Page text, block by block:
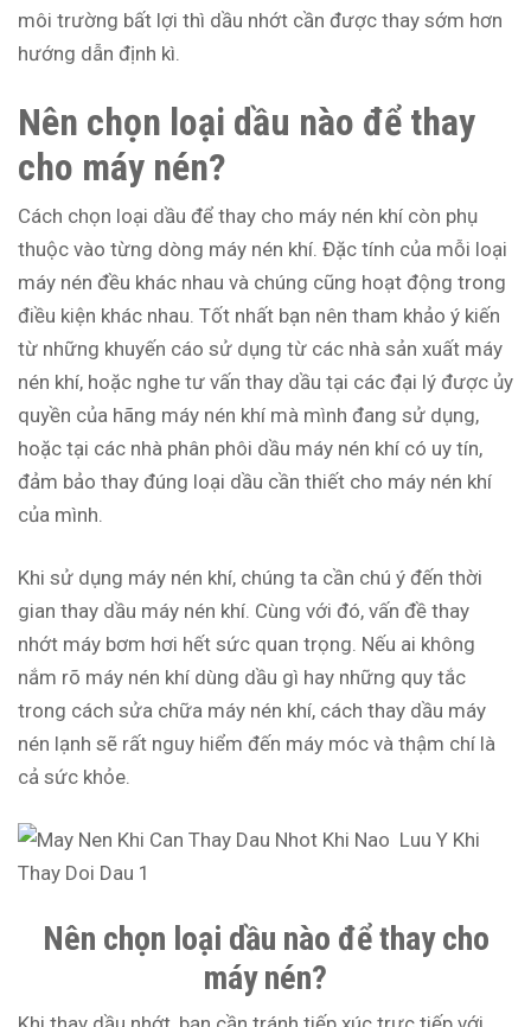
môi trường bất lợi thì dầu nhớt cần được thay sớm hơn
hướng dẫn định kì.
Nên chọn loại dầu nào để thay
cho máy nén?
Cách chọn loại dầu để thay cho máy nén khí còn phụ
thuộc vào từng dòng máy nén khí. Đặc tính của mỗi loại
máy nén đều khác nhau và chúng cũng hoạt động trong
điều kiện khác nhau. Tốt nhất bạn nên tham khảo ý kiến
từ những khuyến cáo sử dụng từ các nhà sản xuất máy
nén khí, hoặc nghe tư vấn thay dầu tại các đại lý được ủy
quyền của hãng máy nén khí mà mình đang sử dụng,
hoặc tại các nhà phân phôi dầu máy nén khí có uy tín,
đảm bảo thay đúng loại dầu cần thiết cho máy nén khí
của mình.
Khi sử dụng máy nén khí, chúng ta cần chú ý đến thời
gian thay dầu máy nén khí. Cùng với đó, vấn đề thay
nhớt máy bơm hơi hết sức quan trọng. Nếu ai không
nắm rõ máy nén khí dùng dầu gì hay những quy tắc
trong cách sửa chữa máy nén khí, cách thay dầu máy
nén lạnh sẽ rất nguy hiểm đến máy móc và thậm chí là
cả sức khỏe.
Nên chọn loại dầu nào để thay cho
máy nén?